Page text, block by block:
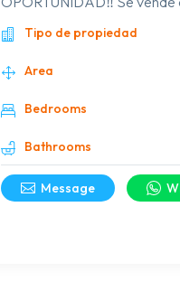
dormitorios en Murguía y
Bellaco. Excelente ubicación
39.000 💥💥💥
Tipo de propiedad
Area
Bedrooms
Bathrooms
Message